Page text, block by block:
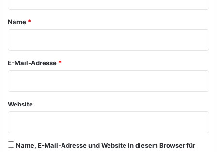
a
r
*
Name *
E-Mail-Adresse *
Website
Name, E-Mail-Adresse und Website in diesem Browser für